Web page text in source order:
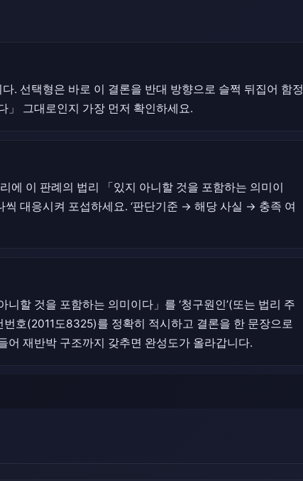
. 선택형은 바로 이 결론을 반대 방향으로 슬쩍 뒤집어 함정
」 그대로인지 가장 먼저 확인하세요.
판례의 법리 「있지 아니할 것을 포함하는 의미이
대응시켜 포섭하세요. ‘판단기준 → 해당 사실 → 충족 여
할 것을 포함하는 의미이다」를 ‘청구원인’(또는 법리 주
호(2011도8325)를 정확히 적시하고 결론을 한 문장으로
어 재반박 구조까지 갖추면 완성도가 올라갑니다.